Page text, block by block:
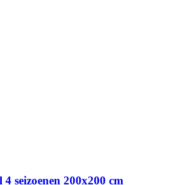
4 seizoenen 200x200 cm